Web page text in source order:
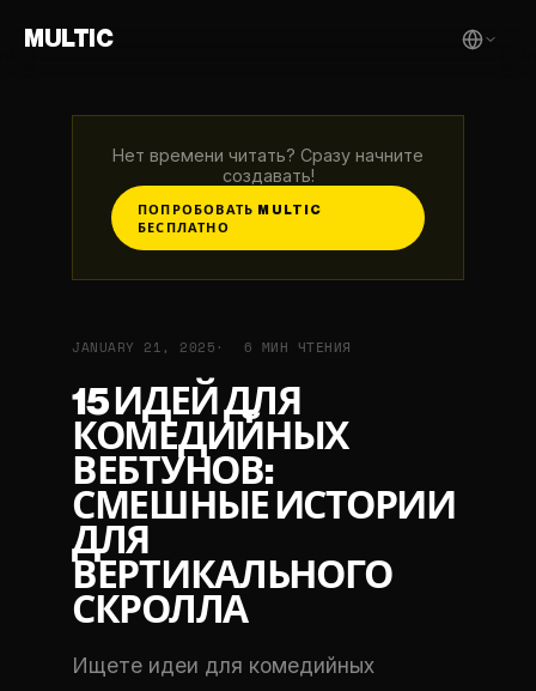
MULTIC
Нет времени читать? Сразу начните
создавать!
ПОПРОБОВАТЬ MULTIC
БЕСПЛАТНО
JANUARY 21, 2025 6 МИН ЧТЕНИЯ
15 ИДЕЙ ДЛЯ
КОМЕДИЙНЫХ
ВЕБТУНОВ:
СМЕШНЫЕ ИСТОРИИ
ДЛЯ
ВЕРТИКАЛЬНОГО
СКРОЛЛА
Ищете идеи для комедийных